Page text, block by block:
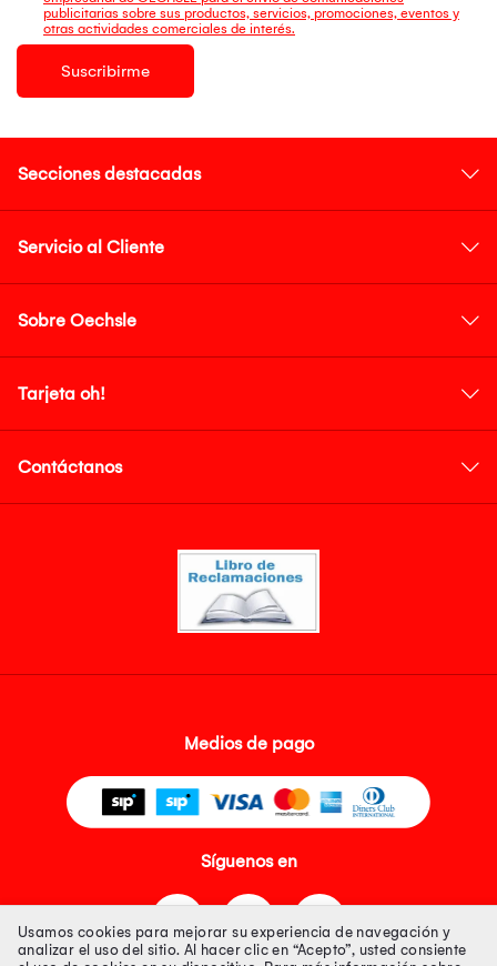
publicitarias sobre sus productos, servicios, promociones, eventos y
otras actividades comerciales de interés.
Suscribirme
Secciones destacadas
Servicio al Cliente
Sobre Oechsle
Tarjeta oh!
Contáctanos
Medios de pago
Síguenos en
Usamos cookies para mejorar su experiencia de navegación y
analizar el uso del sitio. Al hacer clic en “Acepto”, usted consiente